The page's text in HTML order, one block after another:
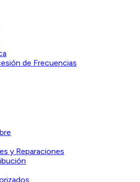
de Frecuencias
y Reparaciones